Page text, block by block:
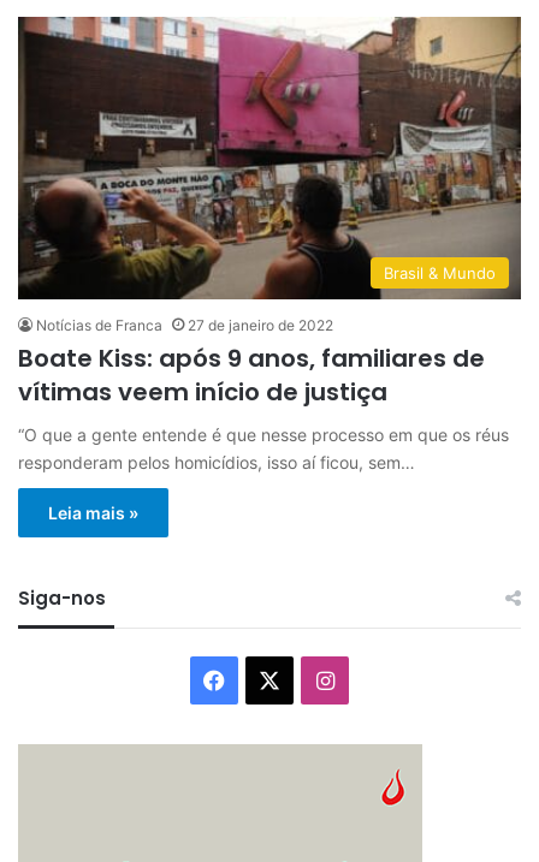
Brasil & Mundo
Notícias de Franca 27 de janeiro de 2022
Boate Kiss: após 9 anos, familiares de
vítimas veem início de justiça
“O que a gente entende é que nesse processo em que os réus
responderam pelos homicídios, isso aí ficou, sem…
Leia mais »
Siga-nos
Facebook Instagram